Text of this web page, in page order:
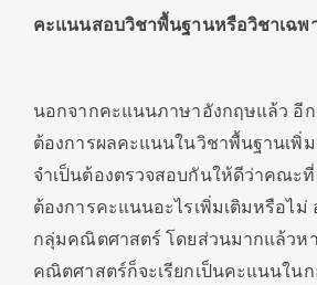
คะแนนสอบวิชาพื้นฐานหรือวิชาเฉพ
นอกจากคะแนนภาษาอังกฤษแล้ว อี
ต้องการผลคะแนนในวิชาพื้นฐานเพิ่ม
จำเป็นต้องตรวจสอบกันให้ดีว่าคณะ
ต้องการคะแนนอะไรเพิ่มเติมหรือไม่
กลุ่มคณิตศาสตร์ โดยส่วนมากแล้วห
คณิตศาสตร์ก็จะเรียกเป็นคะแนนใน